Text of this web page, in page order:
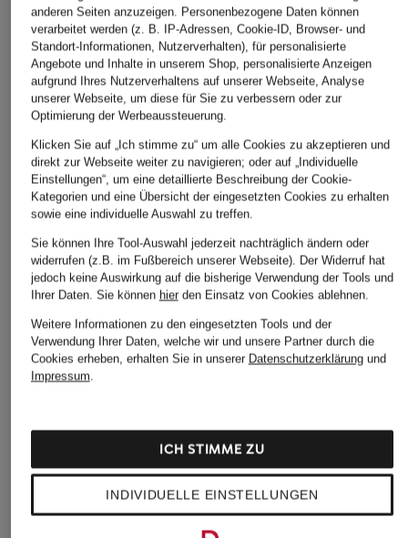
FALKE
Strümpfe LHASA RIB mit
Merinowolle
CHF 30
FALKE
Socken WALKIE LIGHT
mit Merinowolle
CHF 27
FALKE
Socken
CHF 45
ÄHNLICHE ARTIKEL ENTDECKEN
anderen Seiten anzuzeigen. Personenbezogene Daten können
verarbeitet werden (z. B. IP-Adressen, Cookie-ID, Browser- und
Standort-Informationen, Nutzerverhalten), für personalisierte
Angebote und Inhalte in unserem Shop, personalisierte Anzeigen
aufgrund Ihres Nutzerverhaltens auf unserer Webseite, Analyse
unserer Webseite, um diese für Sie zu verbessern oder zur
Optimierung der Werbeaussteuerung.
Klicken Sie auf „Ich stimme zu“ um alle Cookies zu akzeptieren und
direkt zur Webseite weiter zu navigieren; oder auf „Individuelle
Einstellungen“, um eine detaillierte Beschreibung der Cookie-
Kategorien und eine Übersicht der eingesetzten Cookies zu erhalten
sowie eine individuelle Auswahl zu treffen.
Sie können Ihre Tool-Auswahl jederzeit nachträglich ändern oder
widerrufen (z.B. im Fußbereich unserer Webseite). Der Widerruf hat
jedoch keine Auswirkung auf die bisherige Verwendung der Tools und
Ihrer Daten. Sie können hierden Einsatz von Cookies ablehnen.
Weitere Informationen zu den eingesetzten Tools und der
Verwendung Ihrer Daten, welche wir und unsere Partner durch die
Cookies erheben, erhalten Sie in unserer Datenschutzerklärungund
Impressum.
INDIVIDUELLE EINSTELLUNGEN
ICH STIMME ZU